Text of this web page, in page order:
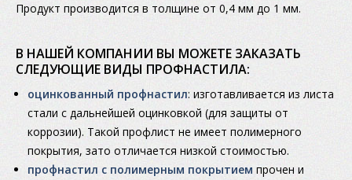
Продукт производится в толщине от 0,4 мм до 1 мм.
В НАШЕЙ КОМПАНИИ ВЫ МОЖЕТЕ ЗАКАЗАТЬ
СЛЕДУЮЩИЕ ВИДЫ ПРОФНАСТИЛА:
оцинкованный профнастил: изготавливается из листа
стали с дальнейшей оцинковкой (для защиты от
коррозии). Такой профлист не имеет полимерного
покрытия, зато отличается низкой стоимостью.
профнастил с полимерным покрытием прочен и